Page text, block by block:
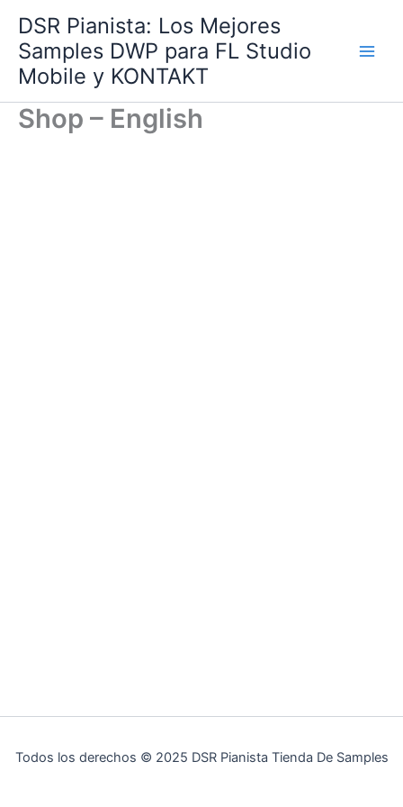
contenido
DSR Pianista: Los Mejores
Samples DWP para FL Studio
Mobile y KONTAKT
Shop – English
Todos los derechos © 2025 DSR Pianista Tienda De Samples